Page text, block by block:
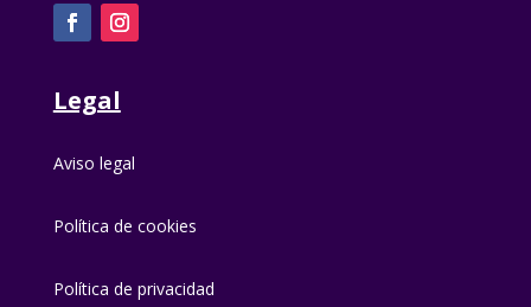
Legal
Aviso legal
Política de cookies
Política de privacidad